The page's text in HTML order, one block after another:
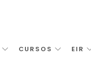
CURSOS EIR